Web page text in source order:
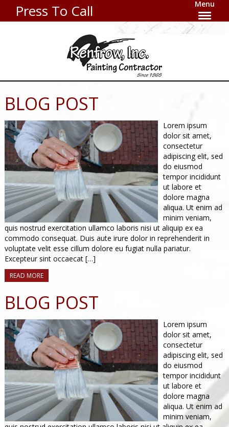
Press To Call Menu
BLOG POST
Lorem ipsum
dolor sit amet,
consectetur
adipiscing elit, sed
do eiusmod
tempor incididunt
ut labore et
dolore magna
aliqua. Ut enim ad
minim veniam,
quis nostrud exercitation ullamco laboris nisi ut aliquip ex ea
commodo consequat. Duis aute irure dolor in reprehenderit in
voluptate velit esse cillum dolore eu fugiat nulla pariatur.
Excepteur sint occaecat […]
READ MORE
BLOG POST
Lorem ipsum
dolor sit amet,
consectetur
adipiscing elit, sed
do eiusmod
tempor incididunt
ut labore et
dolore magna
aliqua. Ut enim ad
minim veniam,